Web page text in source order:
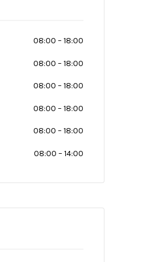
08:00 – 18:00
08:00 – 18:00
08:00 – 18:00
08:00 – 18:00
08:00 – 18:00
08:00 – 14:00